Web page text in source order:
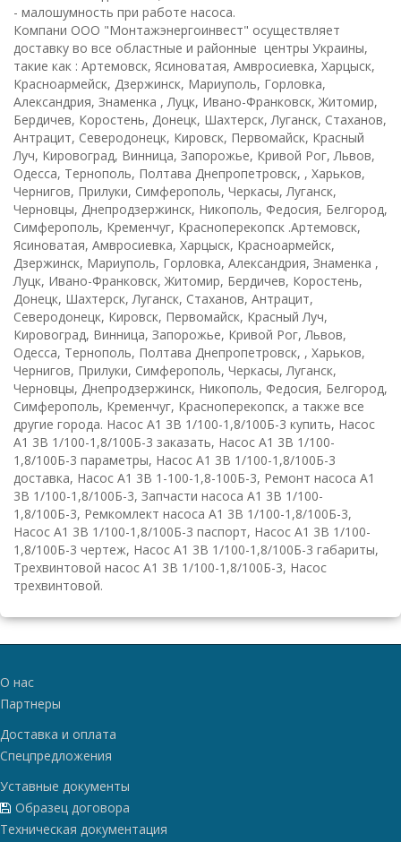
- малошумность при работе насоса.
Компани ООО "Монтажэнергоинвест" осуществляет
доставку во все областные и районные центры Украины,
такие как : Артемовск, Ясиноватая, Амвросиевка, Харцыск,
Красноармейск, Дзержинск, Мариуполь, Горловка,
Александрия, Знаменка , Луцк, Ивано-Франковск, Житомир,
Бердичев, Коростень, Донецк, Шахтерск, Луганск, Стаханов,
Антрацит, Северодонецк, Кировск, Первомайск, Красный
Луч, Кировоград, Винница, Запорожье, Кривой Рог, Львов,
Одесса, Тернополь, Полтава Днепропетровск, , Харьков,
Чернигов, Прилуки, Симферополь, Черкасы, Луганск,
Черновцы, Днепродзержинск, Никополь, Федосия, Белгород,
Симферополь, Кременчуг, Красноперекопск .Артемовск,
Ясиноватая, Амвросиевка, Харцыск, Красноармейск,
Дзержинск, Мариуполь, Горловка, Александрия, Знаменка ,
Луцк, Ивано-Франковск, Житомир, Бердичев, Коростень,
Донецк, Шахтерск, Луганск, Стаханов, Антрацит,
Северодонецк, Кировск, Первомайск, Красный Луч,
Кировоград, Винница, Запорожье, Кривой Рог, Львов,
Одесса, Тернополь, Полтава Днепропетровск, , Харьков,
Чернигов, Прилуки, Симферополь, Черкасы, Луганск,
Черновцы, Днепродзержинск, Никополь, Федосия, Белгород,
Симферополь, Кременчуг, Красноперекопск, а также все
другие города. Насос А1 3В 1/100-1,8/100Б-3 купить, Насос
А1 3В 1/100-1,8/100Б-3 заказать, Насос А1 3В 1/100-
1,8/100Б-3 параметры, Насос А1 3В 1/100-1,8/100Б-3
доставка, Насос А1 3В 1-100-1,8-100Б-3, Ремонт насоса А1
3В 1/100-1,8/100Б-3, Запчасти насоса А1 3В 1/100-
1,8/100Б-3, Ремкомлект насоса А1 3В 1/100-1,8/100Б-3,
Насос А1 3В 1/100-1,8/100Б-3 паспорт, Насос А1 3В 1/100-
1,8/100Б-3 чертеж, Насос А1 3В 1/100-1,8/100Б-3 габариты,
Трехвинтовой насос А1 3В 1/100-1,8/100Б-3, Насос
трехвинтовой.
О нас
Партнеры
Доставка и оплата
Спецпредложения
Уставные документы
Образец договора
Техническая документация